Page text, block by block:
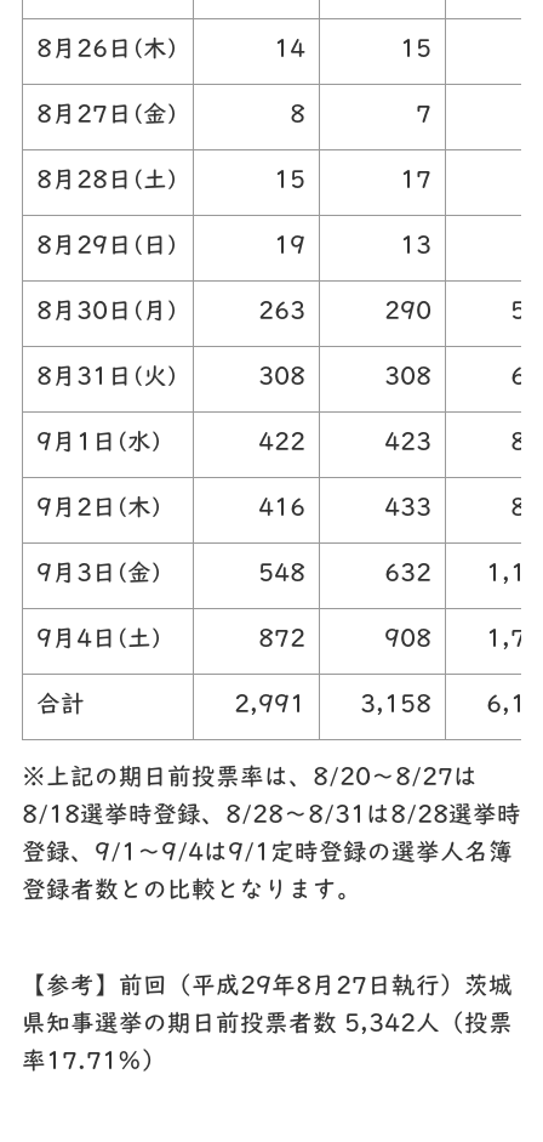
8月26日(木) 14 15
8月27日(金) 8 7
8月28日(土) 15 17
8月29日(日) 19 13
8月30日(月) 263 290
8月31日(火) 308 308
9月1日(水) 422 423
9月2日(木) 416 433
9月3日(金) 548 632
9月4日(土) 872 908
合計 2,991 3,158
※上記の期日前投票率は、8/20～8/27は
8/18選挙時登録、8/28～8/31は8/28選挙時
登録、9/1～9/4は9/1定時登録の選挙人名簿
登録者数との比較となります。
【参考】前回（平成29年8月27日執行）茨城
県知事選挙の期日前投票者数 5,342人（投票
率17.71％）